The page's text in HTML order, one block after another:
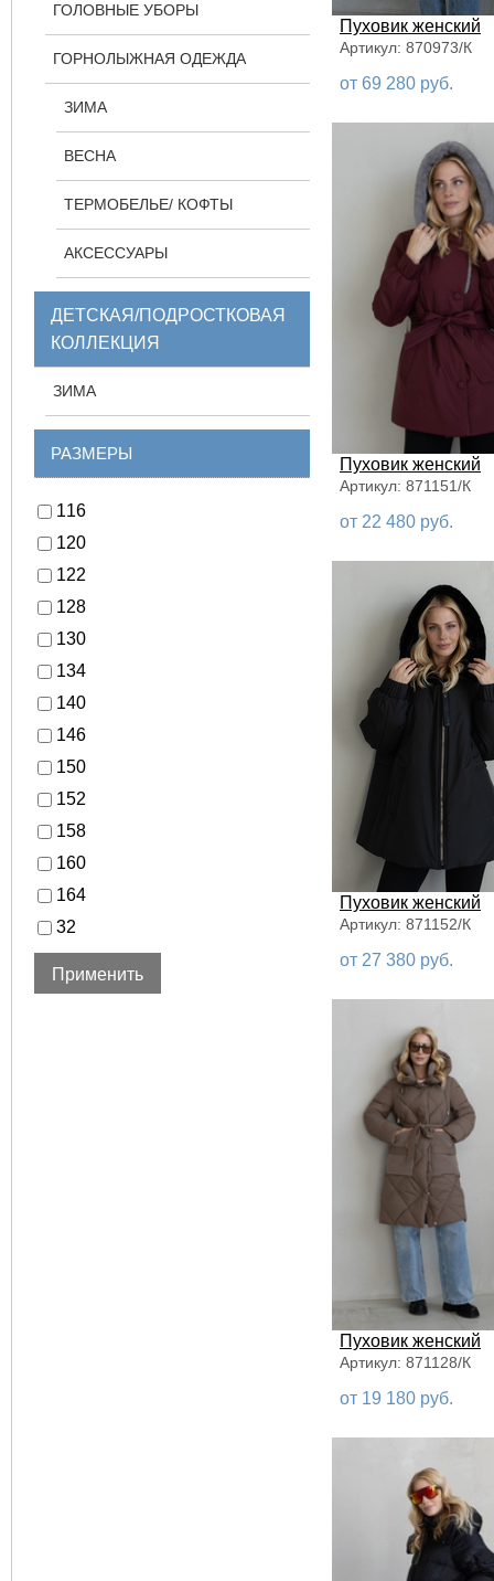
Пуховик женский
Артикул: 870973/К
от 69 280 руб.
Пуховик женский
Артикул: 871151/К
от 22 480 руб.
Пуховик женский
Артикул: 871152/К
от 27 380 руб.
Пуховик женский
Артикул: 871128/К
от 19 180 руб.
ГОЛОВНЫЕ УБОРЫ
ГОРНОЛЫЖНАЯ ОДЕЖДА
ЗИМА
ВЕСНА
ТЕРМОБЕЛЬЕ/ КОФТЫ
АКСЕССУАРЫ
ДЕТСКАЯ/ПОДРОСТКОВАЯ
КОЛЛЕКЦИЯ
ЗИМА
РАЗМЕРЫ
116
120
122
128
130
134
140
146
150
152
158
160
164
32
34
36